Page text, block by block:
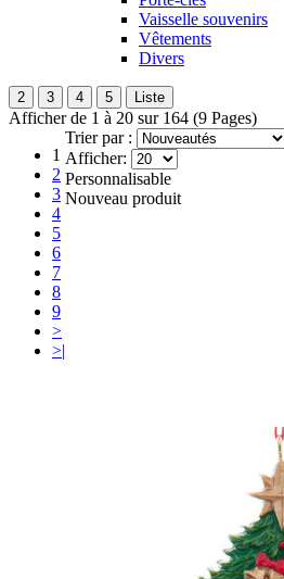
Vaisselle souvenirs
Vêtements
Divers
2 3 4 5 Liste
Afficher de 1 à 20 sur 164 (9 Pages)
1
2
3
4
5
6
7
8
9
>
>|
Trier par :
Afficher:
Personnalisable
Nouveau produit